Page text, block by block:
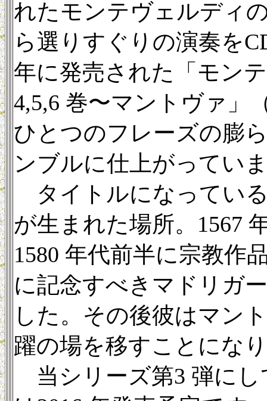
れたモンテヴェルディ
ら選りすぐりの演奏を
年に発売された「モン
4,5,6 巻〜マントヴァ」
ひとつのフレーズの膨
ンブルに仕上がってい
タイトルになってい
が生まれた場所。1567
1580 年代前半に宗教作
に記念すべきマドリガ
した。その後彼はマン
躍の場を移すことにな
当シリーズ第3 弾にし